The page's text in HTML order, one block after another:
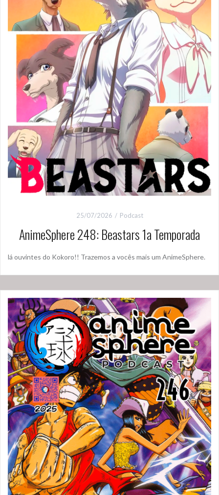
25/07/2026 Podcast
AnimeSphere 248: Beastars 1a Temporada
lá ouvintes do Kokoro!! Trazemos a vocês mais um AnimeSphere.